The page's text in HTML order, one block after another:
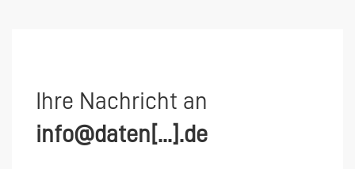
Ihre Nachricht an
info@daten[...].de